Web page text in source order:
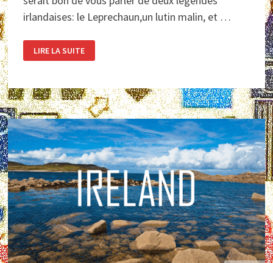
irlandaises: le Leprechaun,un lutin malin, et …
IRLANDAISES
LIRE LA SUITE